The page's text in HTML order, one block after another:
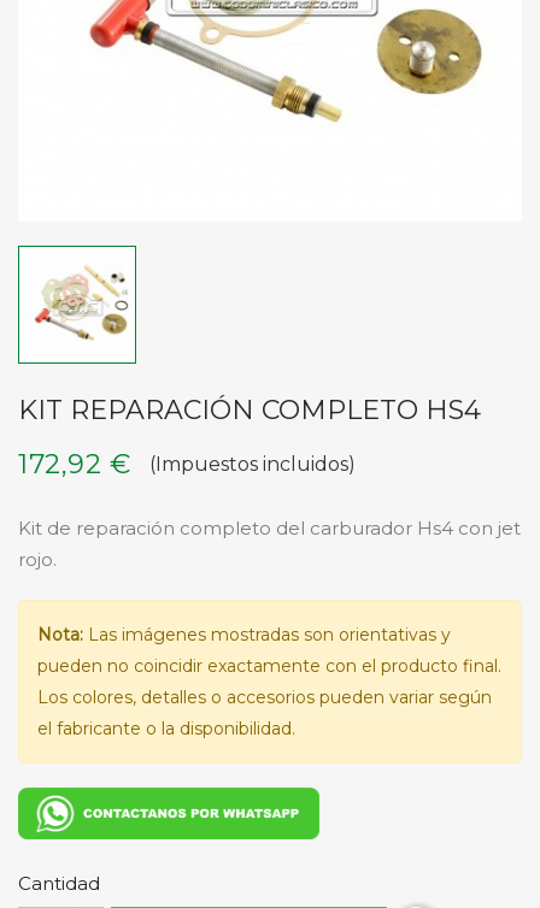
KIT REPARACIÓN COMPLETO HS4
172,92 €
(Impuestos incluidos)
Kit de reparación completo del carburador Hs4 con jet
rojo.
Nota: Las imágenes mostradas son orientativas y
pueden no coincidir exactamente con el producto final.
Los colores, detalles o accesorios pueden variar según
el fabricante o la disponibilidad.
Cantidad